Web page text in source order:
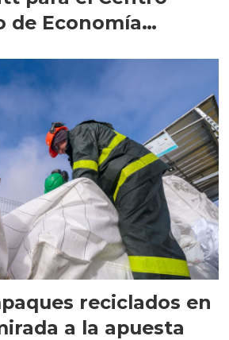
de Economía
reciclados en
a la apuesta